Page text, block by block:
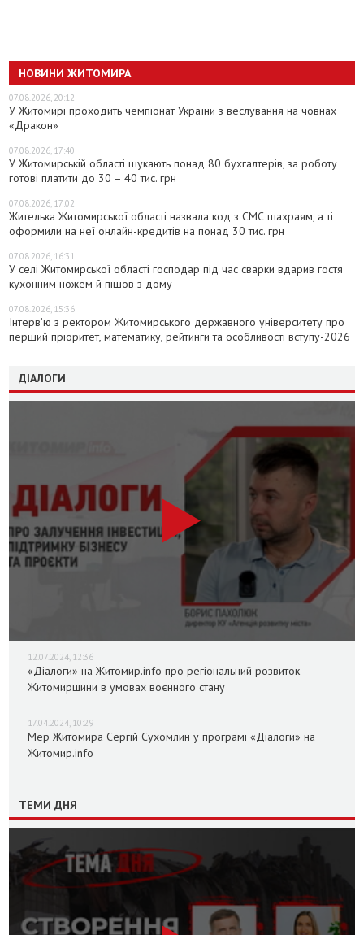
НОВИНИ ЖИТОМИРА
07.08.2026, 20:12
У Житомирі проходить чемпіонат України з веслування на човнах
«Дракон»
07.08.2026, 17:40
У Житомирській області шукають понад 80 бухгалтерів, за роботу
готові платити до 30 – 40 тис. грн
07.08.2026, 17:02
Жителька Житомирської області назвала код з СМС шахраям, а ті
оформили на неї онлайн-кредитів на понад 30 тис. грн
07.08.2026, 16:31
У селі Житомирської області господар під час сварки вдарив гостя
кухонним ножем й пішов з дому
07.08.2026, 15:36
Інтерв’ю з ректором Житомирського державного університету про
перший пріоритет, математику, рейтинги та особливості вступу-2026
ДІАЛОГИ
12.07.2024, 12:36
«Діалоги» на Житомир.info про регіональний розвиток
Житомирщини в умовах воєнного стану
17.04.2024, 10:29
Мер Житомира Сергій Сухомлин у програмі «Діалоги» на
Житомир.info
ТЕМИ ДНЯ